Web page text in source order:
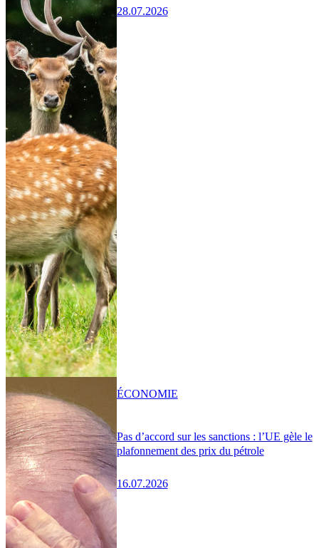
28.07.2026
Pas d’accord sur les sanctions : l’UE gèle le
plafonnement des prix du pétrole
16.07.2026
ÉCONOMIE